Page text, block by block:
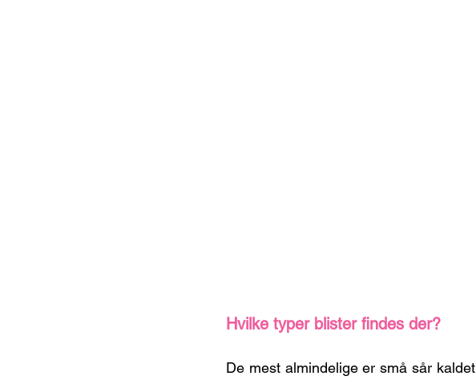
Hvilke typer blister findes der?
De mest almindelige er små sår kaldet